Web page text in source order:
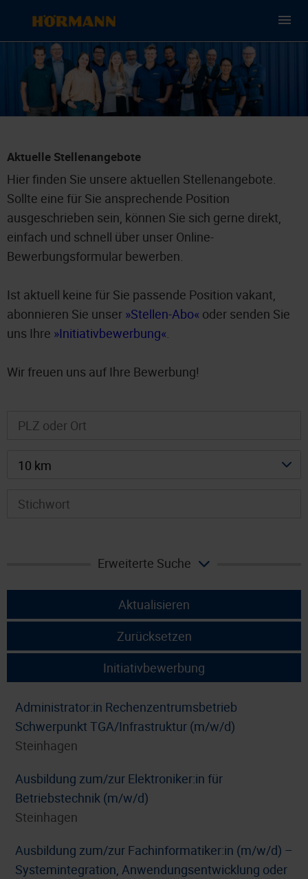
Aktuelle Stellenangebote
Hier finden Sie unsere aktuellen Stellenangebote.
Sollte eine für Sie ansprechende Position
ausgeschrieben sein, können Sie sich gerne direkt,
einfach und schnell über unser Online-
Bewerbungsformular bewerben.
Ist aktuell keine für Sie passende Position vakant,
abonnieren Sie unser Stellen-Abo oder senden Sie
uns Ihre Initiativbewerbung .
Wir freuen uns auf Ihre Bewerbung!
10 km
Erweiterte Suche
Aktualisieren
Zurücksetzen
Initiativbewerbung
Administrator:in Rechenzentrumsbetrieb
Schwerpunkt TGA/Infrastruktur (m/w/d)
Steinhagen
Ausbildung zum/zur Elektroniker:in für
Betriebstechnik (m/w/d)
Steinhagen
Ausbildung zum/zur Fachinformatiker:in (m/w/d) –
Systemintegration, Anwendungsentwicklung oder